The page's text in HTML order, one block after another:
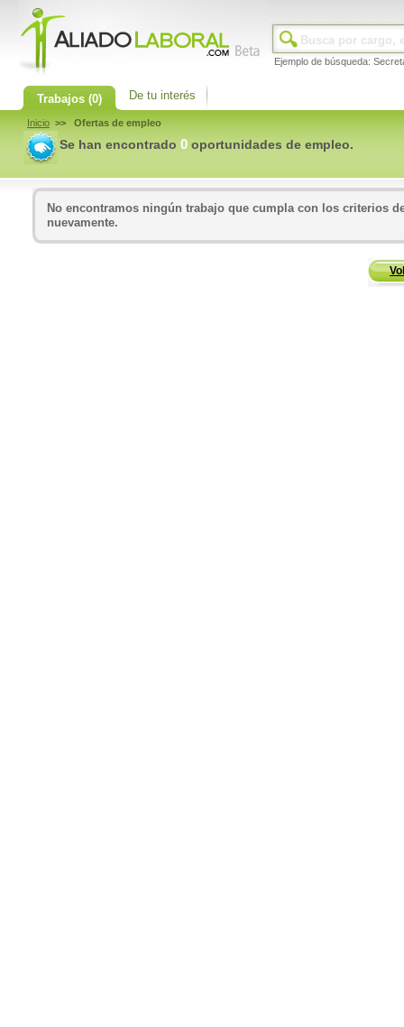
Ejemplo de búsqueda:
Trabajos (0) De tu interés
Inicio >> Ofertas de empleo
Se han encontrado 0 oportunidades de empleo.
No encontramos ningún trabajo que cumpla con los criterios
nuevamente.